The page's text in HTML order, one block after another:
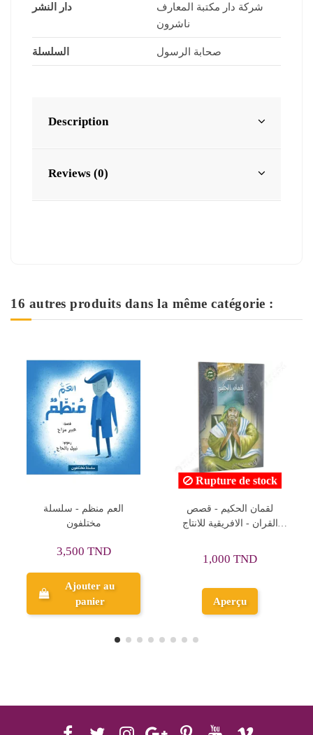
دار النشر
شركة دار مكتبة المعارف
ناشرون
السلسلة صحابة الرسول
Description
Reviews (0)
16 autres produits dans la même catégorie :
لقمان الحكيم - قصص
القران - الافريقية للانتاج
1,000 TND
Aperçu
لوط - قصص الانبياء -
اليمامة
Ajouter au
panier